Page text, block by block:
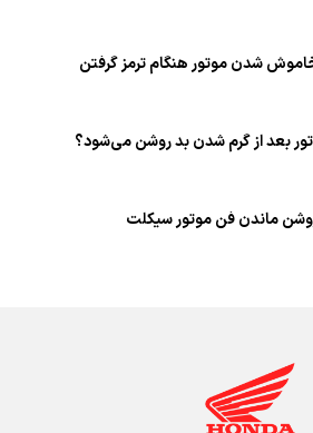
شدن موتور هنگام ترمز گرفتن
بعد از گرم شدن بد روشن می‌شود؟
ماندن فن موتور سیکلت